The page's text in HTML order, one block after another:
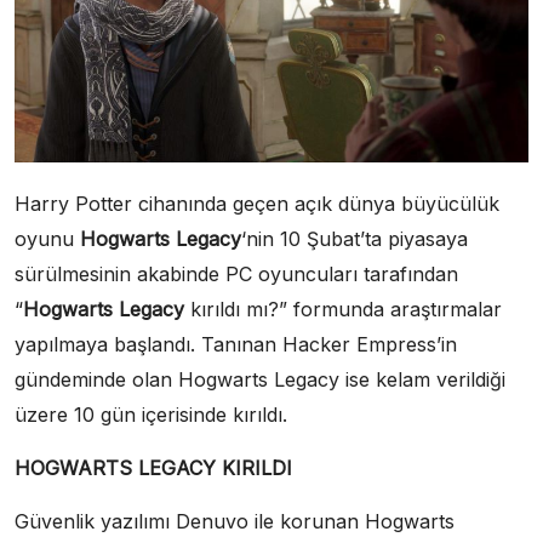
Harry Potter cihanında geçen açık dünya büyücülük
oyunu Hogwarts Legacy‘nin 10 Şubat’ta piyasaya
sürülmesinin akabinde PC oyuncuları tarafından
“Hogwarts Legacykırıldı mı?” formunda araştırmalar
yapılmaya başlandı. Tanınan Hacker Empress’in
gündeminde olan Hogwarts Legacy ise kelam verildiği
üzere 10 gün içerisinde kırıldı.
HOGWARTS LEGACY KIRILDI
Güvenlik yazılımı Denuvo ile korunan Hogwarts